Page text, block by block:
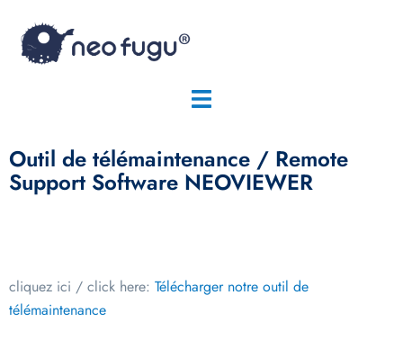
Outil de télémaintenance / Remote
Support Software NEOVIEWER
cliquez ici / click here: Télécharger notre outil de
télémaintenance